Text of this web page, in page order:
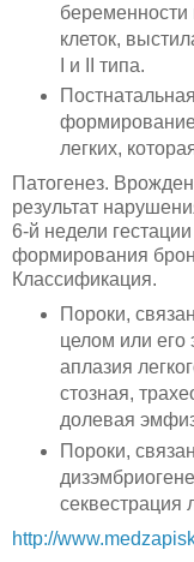
кле­ток,
I и II типа.
легких,
Патогенез.
резуль­тат
6-й недели
формирования
Классификация.
Пороки,
целом или его
аплазия
стозная,
долевая
Пороки,
секвестрация
http://